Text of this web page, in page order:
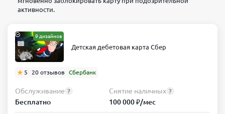
активности.
9 дизайнов
Детская дебетовая карта Сбер
5 20 отзывов Сбербанк
Обслуживание ?
Бесплатно
Снятие наличных ?
100 000 ₽/мес